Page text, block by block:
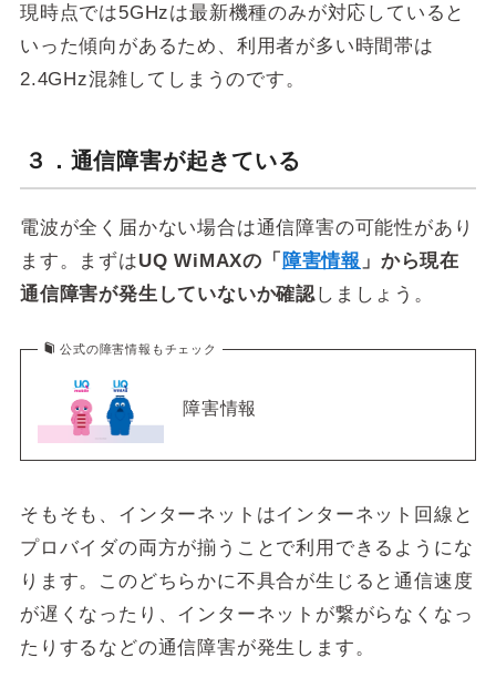
現時点では5GHzは最新機種のみが対応していると
いった傾向があるため、利用者が多い時間帯は
2.4GHz混雑してしまうのです。
３．通信障害が起きている
電波が全く届かない場合は通信障害の可能性があり
ます。まずはUQ WiMAXの「 障害情報 」から現在
通信障害が発生していないか確認しましょう。
公式の障害情報もチェック
障害情報
そもそも、インターネットはインターネット回線と
プロバイダの両方が揃うことで利用できるようにな
ります。このどちらかに不具合が生じると通信速度
が遅くなったり、インターネットが繋がらなくなっ
たりするなどの通信障害が発生します。